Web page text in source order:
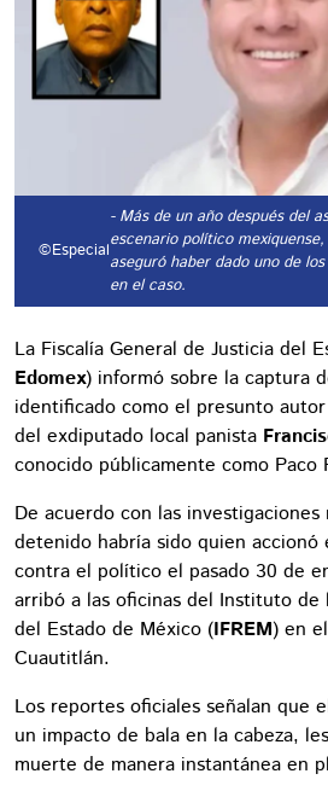
©Especial
- Más de un año después del
escenario político
aseguró haber dado uno de
en el caso.
La Fiscalía General de Justicia del
Edomex) informó sobre la captura
identificado como el presunto
del exdiputado local panista
conocido públicamente como Paco
De acuerdo con las
detenido habría sido quien accionó
contra el político el pasado 30 de
arribó a las oficinas del Instituto de
del Estado de México (IFREM) en
Cuautitlán.
Los reportes oficiales señalan que
un impacto de bala en la cabeza,
muerte de manera instantánea en